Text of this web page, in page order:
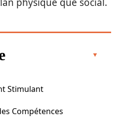
Stimulant
Compétences